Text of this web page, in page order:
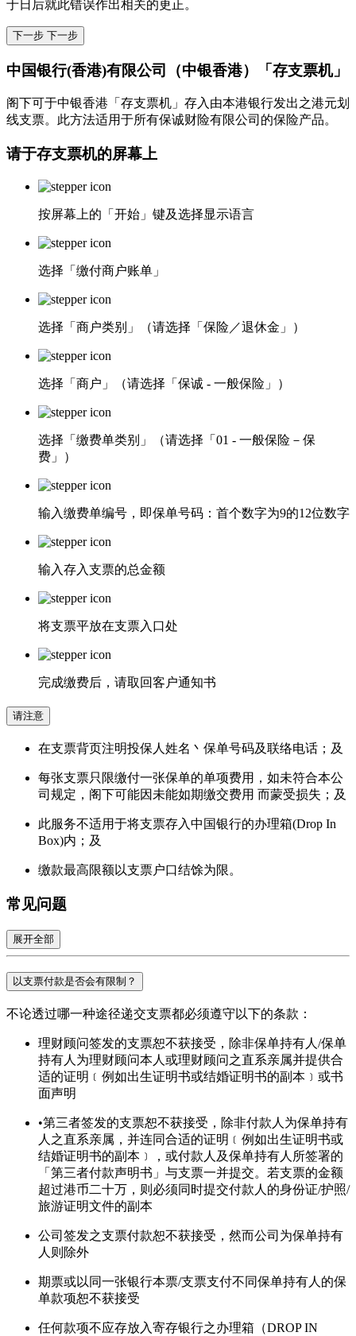
于日后就此错误作出相关的更正。
下一步 下一步
中国银行(香港)有限公司（中银香港）「存支票机」
阁下可于中银香港「存支票机」存入由本港银行发出之港元划
线支票。此方法适用于所有保诚财险有限公司的保险产品。
请于存支票机的屏幕上
按屏幕上的「开始」键及选择显示语言
选择「缴付商户账单」
选择「商户类别」（请选择「保险／退休金」）
选择「商户」（请选择「保诚 - 一般保险」）
选择「缴费单类别」（请选择「01 - 一般保险－保
费」）
输入缴费单编号，即保单号码：首个数字为9的12位数字
输入存入支票的总金额
将支票平放在支票入口处
完成缴费后，请取回客户通知书
请注意
在支票背页注明投保人姓名丶保单号码及联络电话；及
每张支票只限缴付一张保单的单项费用，如未符合本公
司规定，阁下可能因未能如期缴交费用 而蒙受损失；及
此服务不适用于将支票存入中国银行的办理箱(Drop In
Box)内；及
缴款最高限额以支票户口结馀为限。
常见问题
展开全部
以支票付款是否会有限制？
不论透过哪一种途径递交支票都必须遵守以下的条款：
理财顾问签发的支票恕不获接受，除非保单持有人/保单
持有人为理财顾问本人或理财顾问之直系亲属并提供合
适的证明﹝例如出生证明书或结婚证明书的副本﹞或书
面声明
•第三者签发的支票恕不获接受，除非付款人为保单持有
人之直系亲属，并连同合适的证明﹝例如出生证明书或
结婚证明书的副本﹞，或付款人及保单持有人所签署的
「第三者付款声明书」与支票一并提交。若支票的金额
超过港币二十万，则必须同时提交付款人的身份证/护照/
旅游证明文件的副本
公司签发之支票付款恕不获接受，然而公司为保单持有
人则除外
期票或以同一张银行本票/支票支付不同保单持有人的保
单款项恕不获接受
任何款项不应存放入寄存银行之办理箱（DROP IN